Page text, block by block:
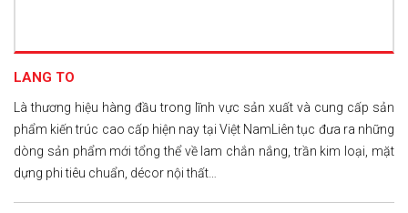
LANG TO
Là thương hiệu hàng đầu trong lĩnh vực sản xuất và cung cấp sản
phẩm kiến trúc cao cấp hiện nay tại Việt NamLiên tục đưa ra những
dòng sản phẩm mới tổng thể về lam chắn nắng, trần kim loại, mặt
dựng phi tiêu chuẩn, décor nội thất…